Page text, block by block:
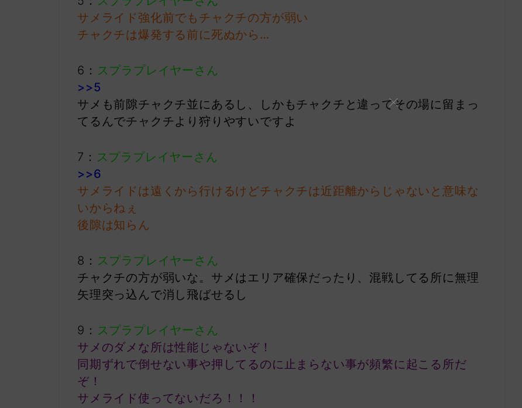
サメライド強化前でもチャクチの方が弱い
チャクチは爆発する前に死ぬから…
6： スプラプレイヤーさん
>>5
サメも前隙チャクチ並にあるし、しかもチャクチと違ってその場に留まっ
てるんでチャクチより狩りやすいですよ
7： スプラプレイヤーさん
>>6
サメライドは遠くから行けるけどチャクチは近距離からじゃないと意味な
いからねぇ
後隙は知らん
8： スプラプレイヤーさん
チャクチの方が弱いな。サメはエリア確保だったり、混戦してる所に無理
矢理突っ込んで消し飛ばせるし
9： スプラプレイヤーさん
サメのダメな所は性能じゃないぞ！
同期ずれで倒せない事や押してるのに止まらない事が頻繁に起こる所だ
ぞ！
サメライド使ってないだろ！！！